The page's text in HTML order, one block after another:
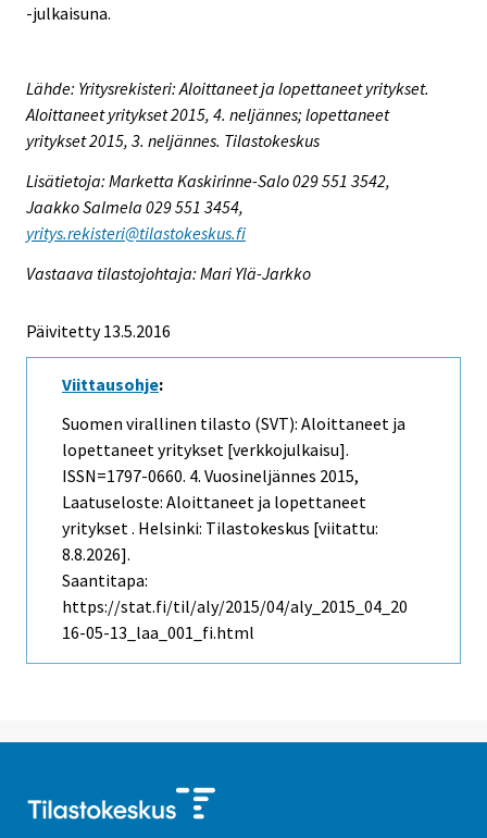
-julkaisuna.
Lähde: Yritysrekisteri: Aloittaneet ja lopettaneet yritykset.
Aloittaneet yritykset 2015, 4. neljännes; lopettaneet
yritykset 2015, 3. neljännes. Tilastokeskus
Lisätietoja: Marketta Kaskirinne-Salo 029 551 3542,
Jaakko Salmela 029 551 3454,
yritys.rekisteri@tilastokeskus.fi
Vastaava tilastojohtaja: Mari Ylä-Jarkko
Päivitetty 13.5.2016
Viittausohje:
Suomen virallinen tilasto (SVT): Aloittaneet ja
lopettaneet yritykset [verkkojulkaisu].
ISSN=1797-0660. 4. Vuosineljännes 2015,
Laatuseloste: Aloittaneet ja lopettaneet
yritykset . Helsinki: Tilastokeskus [viitattu:
8.8.2026].
Saantitapa:
https://stat.fi/til/aly/2015/04/aly_2015_04_20
16-05-13_laa_001_fi.html